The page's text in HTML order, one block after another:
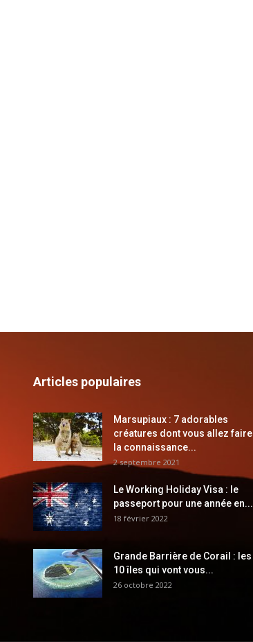
Articles populaires
Marsupiaux : 7 adorables
créatures dont vous allez faire
la connaissance...
2 septembre 2021
Le Working Holiday Visa : le
passeport pour une année en...
18 février 2022
Grande Barrière de Corail : les
10 îles qui vont vous...
26 octobre 2022